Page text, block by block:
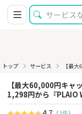
トップ サービス 【最
【最大60,000円キャ
1,298円から『PLAIO